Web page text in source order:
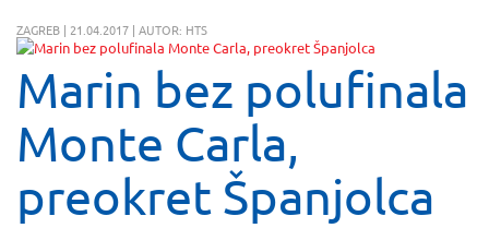
ZAGREB | 21.04.2017 | AUTOR: HTS
Marin bez polufinala
Monte Carla,
preokret Španjolca